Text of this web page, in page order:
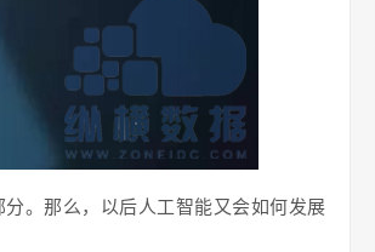
。那么，以后人工智能又会如何发展